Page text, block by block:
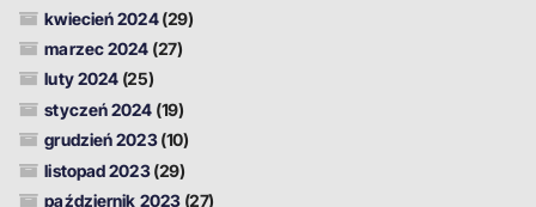
kwiecień 2024(29)
marzec 2024 (27)
luty 2024 (25)
styczeń 2024 (19)
grudzień 2023(10)
listopad 2023(29)
październik 2023(27)